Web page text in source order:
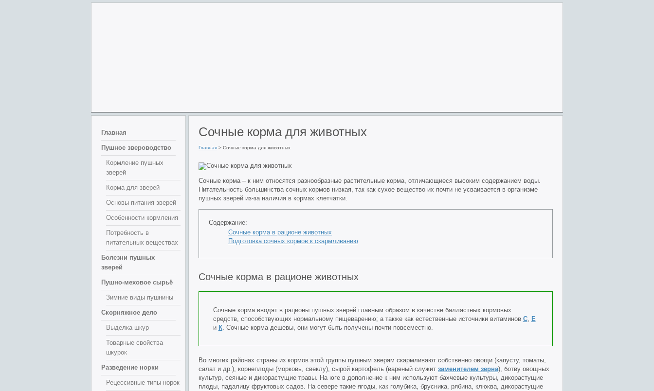
Сочные корма для животных
Главная > Сочные корма для животных
Сочные корма – к ним относятся разнообразные растительные корма, отличающиеся высоким содержанием воды.
Питательность большинства сочных кормов низкая, так как сухое вещество их почти не усваивается в организме
пушных зверей из-за наличия в кормах клетчатки.
Содержание:
Сочные корма в рационе животных
Подготовка сочных кормов к скармливанию
Сочные корма в рационе животных
Сочные корма вводят в рационы пушных зверей главным образом в качестве балластных кормовых
средств, способствующих нормальному пищеварению; а также как естественные источники витаминов С,
Е
и К. Сочные корма дешевы, они могут быть получены почти повсеместно.
Во многих районах страны из кормов этой группы пушным зверям скармливают собственно овощи (капусту, томаты,
салат и др.), корнеплоды (морковь, свеклу), сырой картофель (вареный служит заменителем зерна), ботву овощных
культур, сеяные и дикорастущие травы. На юге в дополнение к ним используют бахчевые культуры, дикорастущие
плоды, падалицу фруктовых садов. На севере такие ягоды, как голубика, брусника, рябина, клюква, дикорастущие
Главная
Пушное звероводство
Кормление пушных
зверей
Корма для зверей
Основы питания зверей
Особенности кормления
Потребность в
питательных веществах
Болезни пушных
зверей
Пушно-меховое сырьё
Зимние виды пушнины
Скорняжное дело
Выделка шкур
Товарные свойства
шкурок
Разведение норки
Рецессивные типы норок